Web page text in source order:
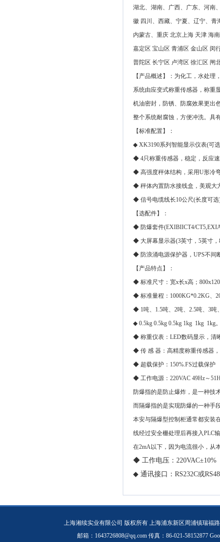
湖北、湖南、广西、广东、河南
徽 四川、西藏、宁夏、辽宁、青
内蒙古、重庆 北京上海 天津 海
嘉定区 宝山区 青浦区 金山区 闵
普陀区 长宁区 卢湾区 徐汇区 闸
【产品概述】：为化工，水处
系统由应变式称重传感器，称重
机油密封，防锈、防腐效果更出
整个系统耐腐蚀，方便冲洗。具
【标准配置】：
◆ XK3190系列智能显示仪表(可
◆ 4只称重传感器，稳定，反应
◆ 高强度秤体结构，采用U形冷
◆ 秤体内置防水接线盒，美观大
◆ 信号电缆线长10公尺(长度可选
【选配件】：
◆ 防爆套件(EXIBIICT4/
◆ 大屏幕显示器(3英寸，5英寸，
◆ 防浪涌电源保护器，UPS不间
【产品特点】：
◆ 标准尺寸：宽x长x高；
◆ 标准量程：1000KG*0.2KG、
◆ 1吨、1.5吨、2吨、2.5吨、3吨
◆ 0.5kg 0.5kg 0.5kg 1kg 1kg 1kg
◆ 称重仪表：LED数码显示，清
◆ 传 感 器：高精度称重传感器
◆ 超载保护：150%.FS过载保护
◆ 工作电源：220VAC 49Hz～
防爆指的是防止爆炸，是一种技
而隔爆指的是实现防爆的一种手
本安与隔爆型控制柜通常都安装
线经过安全栅处理后再接入PLC
在2mA以下，因为电流很小，从
◆ 工作电压：220VAC±10%
◆ 通讯接口：RS232C或
上海湘续实业有限公司 版权所有 上海浦东新区周浦镇瑞福
邮箱：1643726808@qq.com 传真：86-021-58152877